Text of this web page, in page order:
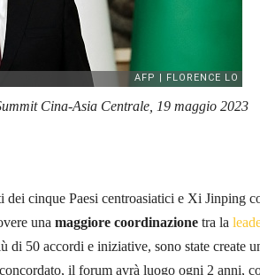
Cina-Asia Centrale, 19 maggio 2023
cinque Paesi centroasiatici e Xi Jinping
una maggiore coordinazione tra la
di 50 accordi e iniziative, sono state create
il forum avrà luogo ogni 2 anni,